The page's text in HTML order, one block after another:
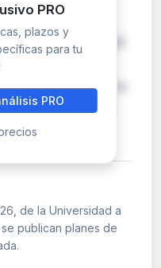
legal de publicidad
tiene efectos para
que cursen
PRO
plazos y
para tu
PRO
de la Universidad a
publican planes de